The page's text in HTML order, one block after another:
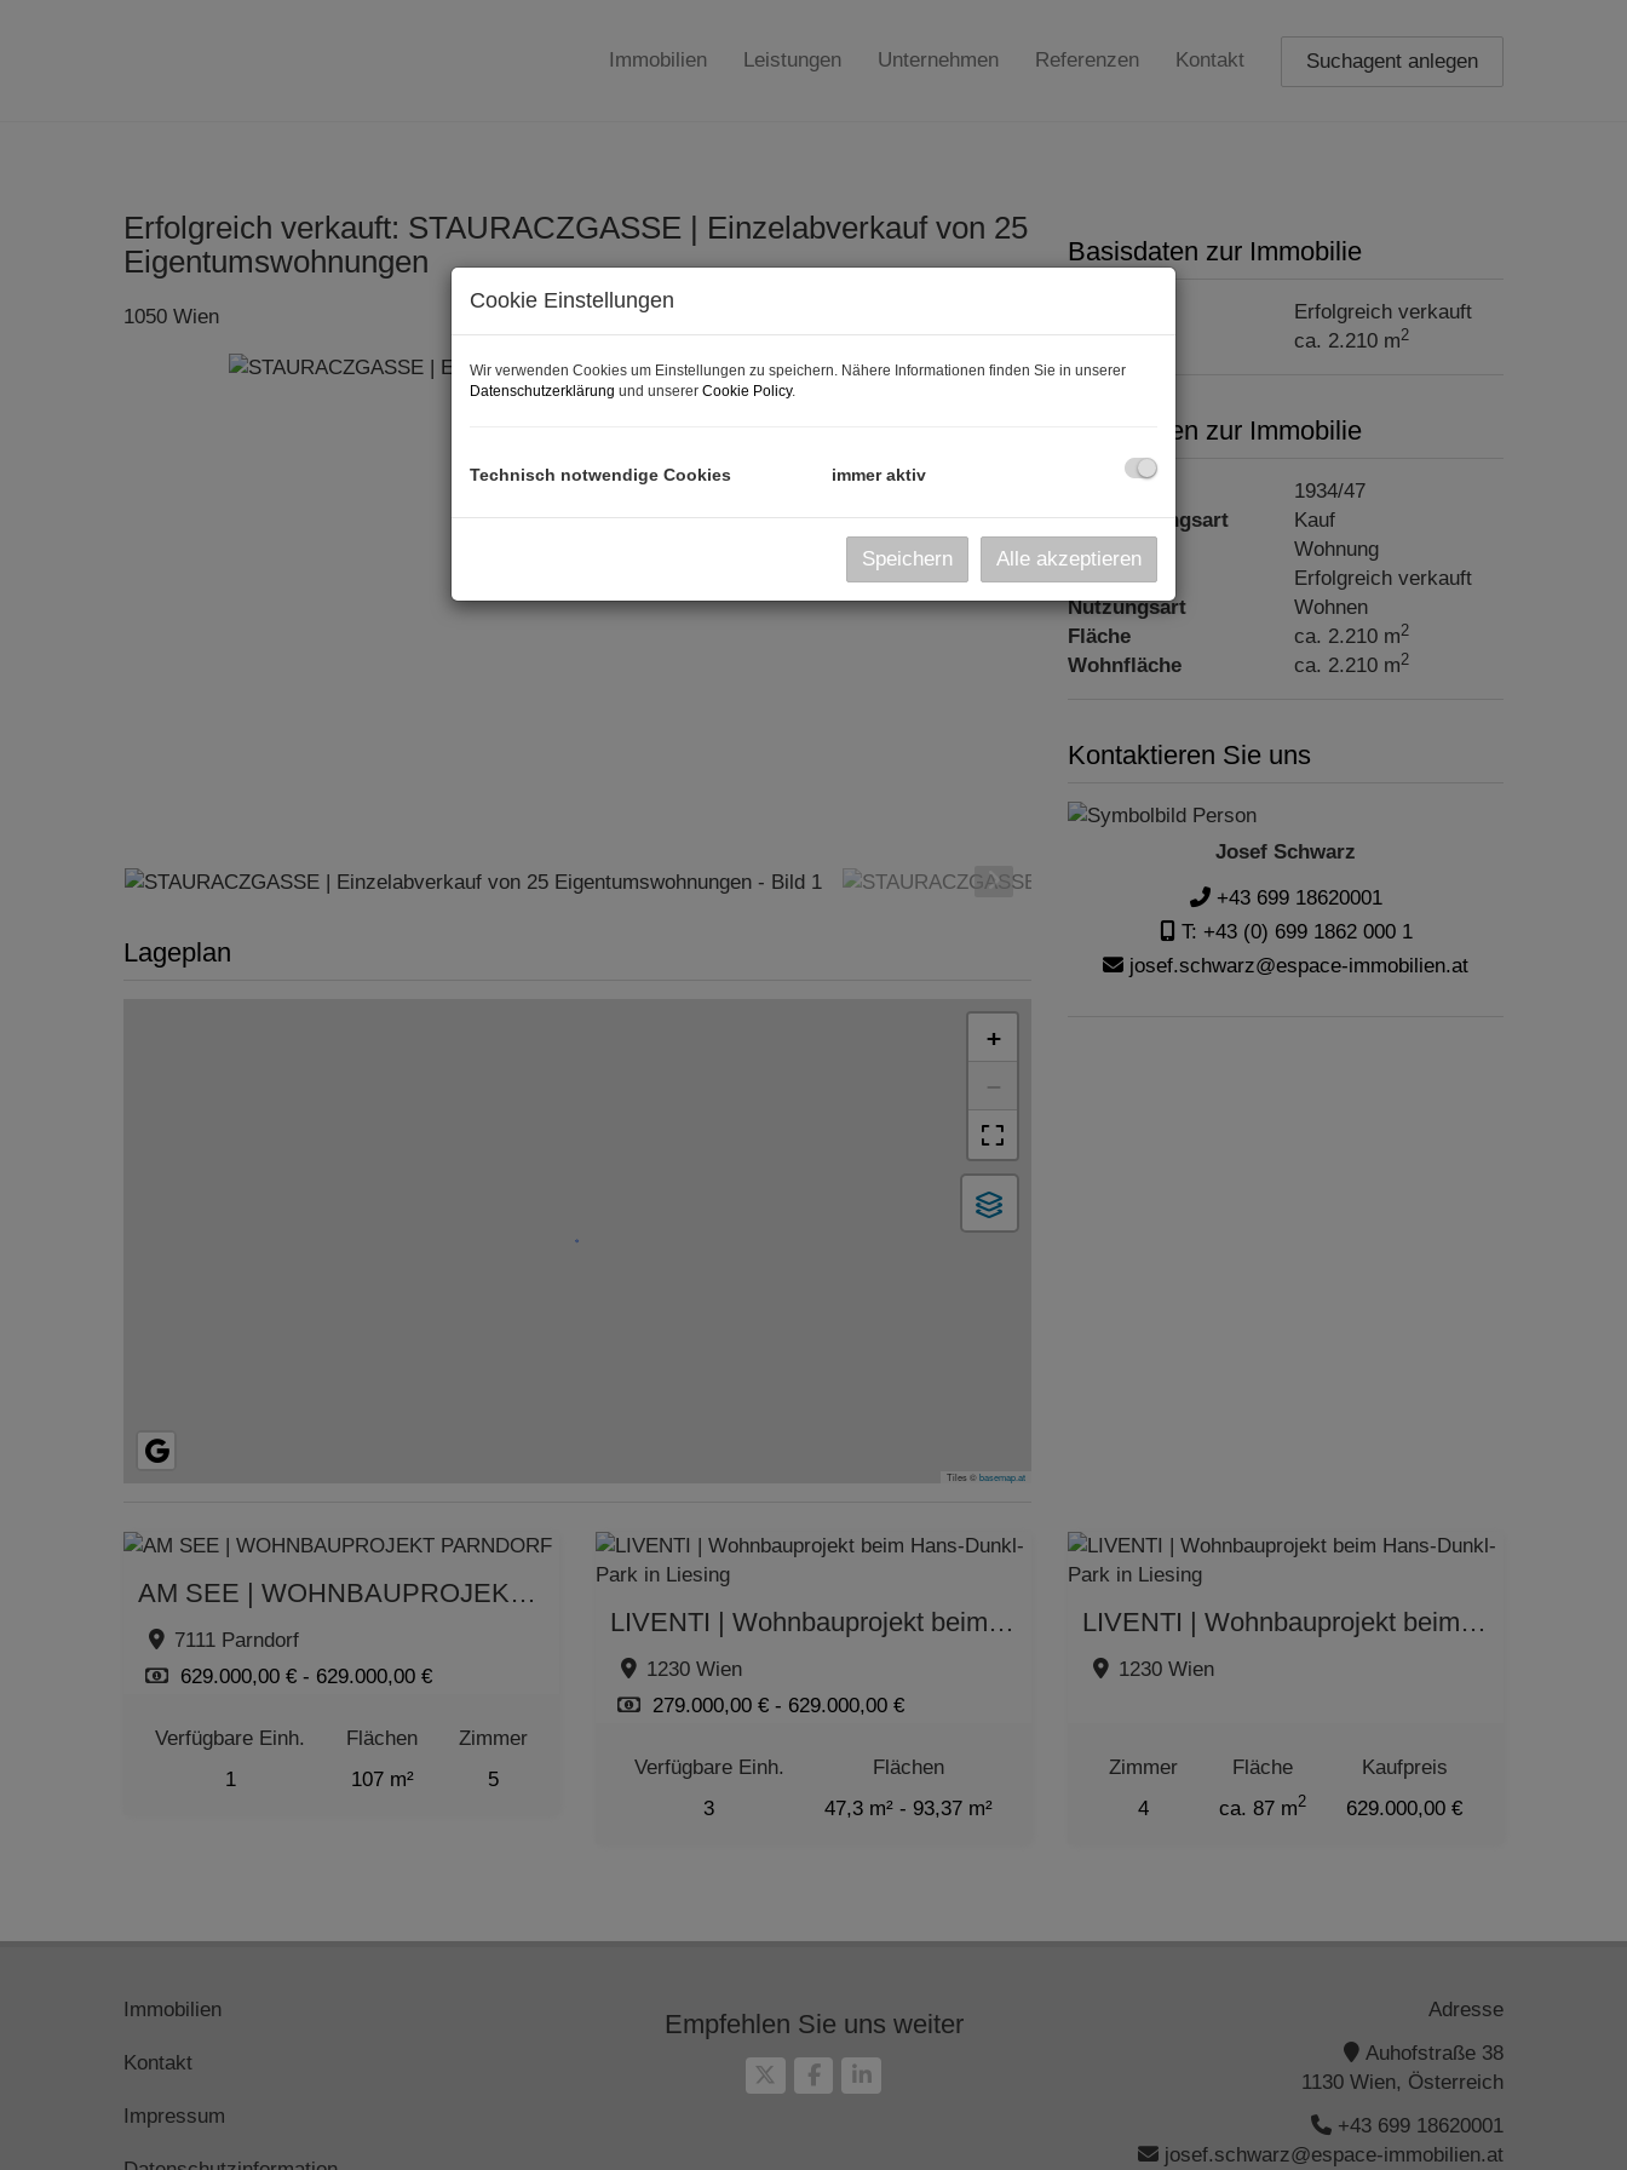
Immobilien Leistungen Unternehmen Referenzen Kontakt Suchagent anlegen
Erfolgreich verkauft: STAURACZGASSE | Einzelabverkauf von 25
Eigentumswohnungen
1050 Wien
Lageplan
+
−
Tiles ©basemap.at
Basisdaten zur Immobilie
Erfolgreich verkauft
Fläche
ca. 2.210 m2
Basisdaten zur Immobilie
1934/47
Vermarktungsart
Kauf
Objektart
Wohnung
Kaufpreis
Erfolgreich verkauft
Nutzungsart
Wohnen
Fläche
ca. 2.210 m2
Wohnfläche ca. 2.210 m2
Kontaktieren Sie uns
Josef Schwarz
+43 699 18620001
T: +43 (0) 699 1862 000 1
josef.schwarz@espace-immobilien.at
AM SEE | WOHNBAUPROJEKT PARNDORF
7111 Parndorf
629.000,00 € - 629.000,00 €
Verfügbare Einh.
1
Flächen
107 m²
Zimmer
5
LIVENTI | Wohnbauprojekt beim Hans-Dunkl-Park in Liesing
1230 Wien
279.000,00 € - 629.000,00 €
Verfügbare Einh.
3
Flächen
47,3 m² - 93,37 m²
LIVENTI | Wohnbauprojekt beim Hans-Dunkl-Park in Liesing
1230 Wien
Zimmer
4
Fläche
ca. 87 m2
Kaufpreis
629.000,00 €
Immobilien
Kontakt
Impressum
Empfehlen Sie uns weiter
Adresse
Auhofstraße 38
1130 Wien, Österreich
+43 699 18620001
josef.schwarz@espace-immobilien.at
Cookie Einstellungen
Wir verwenden Cookies um Einstellungen zu speichern. Nähere Informationen finden Sie in unserer
Datenschutzerklärung und unserer Cookie Policy.
Technisch notwendige Cookies immer aktiv
Speichern Alle akzeptieren